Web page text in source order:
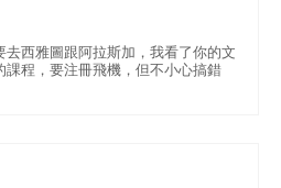
去西雅圖跟阿拉斯加，我看了你的文
課程，要注冊飛機，但不小心搞錯